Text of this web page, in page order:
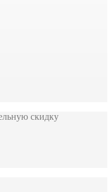
скидку